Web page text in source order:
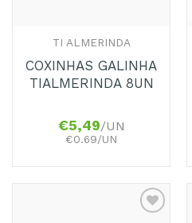
TI ALMERINDA
COXINHAS GALINHA
TIALMERINDA 8UN
€5,49/UN
€0.69/UN